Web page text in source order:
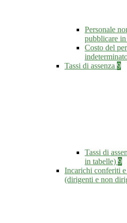
Personale
pubblicare
Costo del
Tassi di assenza 9
Tassi di
in tabelle) 9
Incarichi conferiti
(dirigenti e non